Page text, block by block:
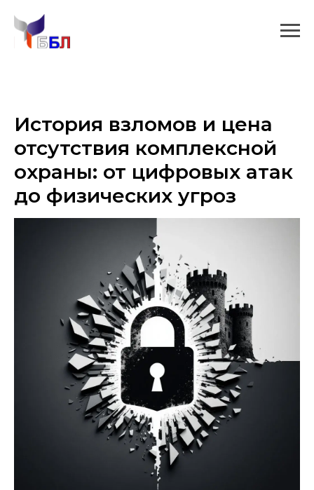
История взломов и цена
отсутствия комплексной
охраны: от цифровых атак
до физических угроз